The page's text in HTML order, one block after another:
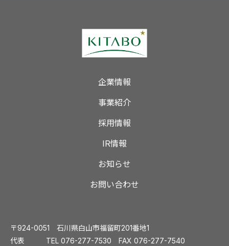
企業情報
事業紹介
採用情報
IR情報
お知らせ
お問い合わせ
〒924-0051 石川県白山市福留町201番地1
代表 TEL 076-277-7530 FAX 076-277-7540